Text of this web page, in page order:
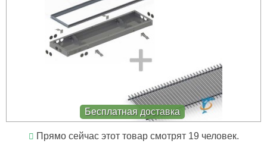
Бесплатная доставка
Прямо сейчас этот товар смотрят 19 человек.